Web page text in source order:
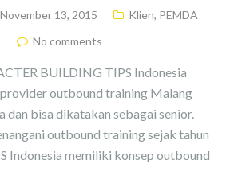
November 13, 2015 Klien, PEMDA
No comments
BUILDING TIPS Indonesia
outbound training Malang
dan bisa dikatakan sebagai senior.
outbound training sejak tahun
Indonesia memiliki konsep outbound